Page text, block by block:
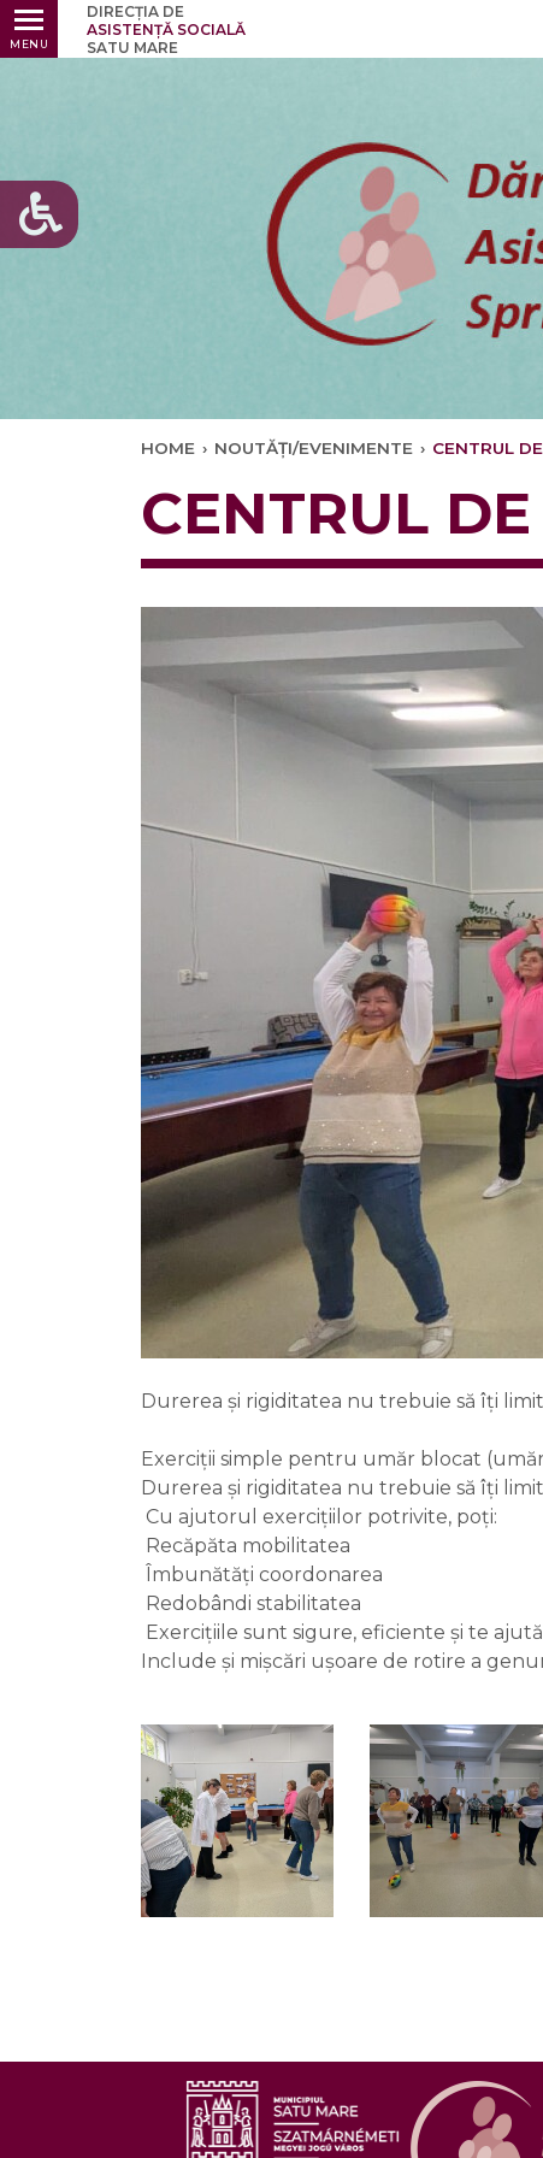
MENU
DIRECȚIA DE
ASISTENȚĂ SOCIALĂ
SATU MARE
HOME › NOUTĂȚI/EVENIMENTE › CENTRUL
CENTRUL
Durerea și rigiditatea nu trebuie să îți
Exerciții simple pentru umăr blocat
Durerea și rigiditatea nu trebuie să îți
Cu ajutorul exercițiilor potrivite, poți:
Recăpăta mobilitatea
Îmbunătăți coordonarea
Redobândi stabilitatea
Exercițiile sunt sigure, eficiente și te
Include și mișcări ușoare de rotire a